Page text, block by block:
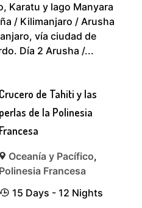
Karatu y lago Manyara
/ Kilimanjaro / Arusha
vía ciudad de
Día 2 Arusha /...
Crucero de Tahiti y las
perlas de la Polinesia
Francesa
Oceanía y Pacífico,
Polinesia Francesa
15 Days - 12 Nights